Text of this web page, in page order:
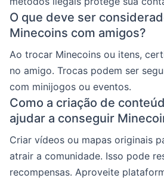
O que deve ser
Minecoins com amigos?
Ao trocar Minecoins ou itens,
no amigo. Trocas podem ser
com minijogos ou eventos.
Como a criação de
ajudar a conseguir
Criar vídeos ou mapas originais
atrair a comunidade. Isso pode
recompensas. Aproveite